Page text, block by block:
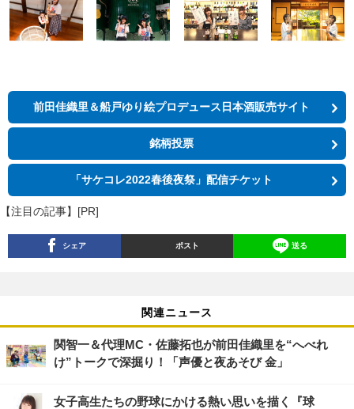
前田佳織里＆船戸ゆり絵プロデュース日本酒販売サイト
銘柄投票
「サケコレ2022春後夜祭」配信チケット
【注目の記事】[PR]
シェア ポスト 送る
関連ニュース
関智一＆代理MC・佐藤拓也が前田佳織里を“へべれ
け”トークで深掘り！「声優と夜あそび 金」
女子高生たちの野球にかける熱い思いを描く『球